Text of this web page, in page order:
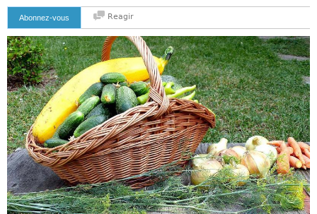
Abonnez-vous Reagir